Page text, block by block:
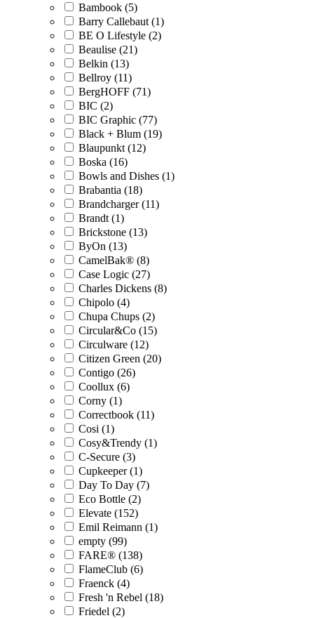
Bambook (5)
Barry Callebaut (1)
BE O Lifestyle (2)
Beaulise (21)
Belkin (13)
Bellroy (11)
BergHOFF (71)
BIC (2)
BIC Graphic (77)
Black + Blum (19)
Blaupunkt (12)
Boska (16)
Bowls and Dishes (1)
Brabantia (18)
Brandcharger (11)
Brandt (1)
Brickstone (13)
ByOn (13)
CamelBak® (8)
Case Logic (27)
Charles Dickens (8)
Chipolo (4)
Chupa Chups (2)
Circular&Co (15)
Circulware (12)
Citizen Green (20)
Contigo (26)
Coollux (6)
Corny (1)
Correctbook (11)
Cosi (1)
Cosy&Trendy (1)
C-Secure (3)
Cupkeeper (1)
Day To Day (7)
Eco Bottle (2)
Elevate (152)
Emil Reimann (1)
empty (99)
FARE® (138)
FlameClub (6)
Fraenck (4)
Fresh 'n Rebel (18)
Friedel (2)